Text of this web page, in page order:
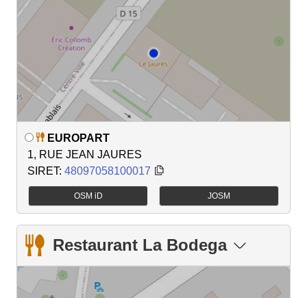
EUROPART
1, RUE JEAN JAURES
SIRET: 48097058100017
OSM iD JOSM
Restaurant La Bodega